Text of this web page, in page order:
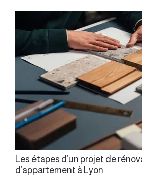
Les étapes d’un projet de
d’appartement à Lyon